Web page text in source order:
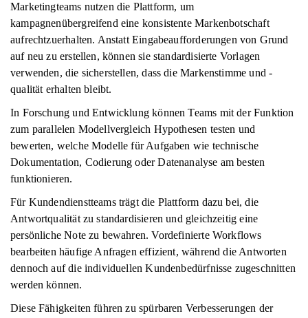
Marketingteams nutzen die Plattform, um
kampagnenübergreifend eine konsistente Markenbotschaft
aufrechtzuerhalten. Anstatt Eingabeaufforderungen von Grund
auf neu zu erstellen, können sie standardisierte Vorlagen
verwenden, die sicherstellen, dass die Markenstimme und -
qualität erhalten bleibt.
In Forschung und Entwicklung können Teams mit der Funktion
zum parallelen Modellvergleich Hypothesen testen und
bewerten, welche Modelle für Aufgaben wie technische
Dokumentation, Codierung oder Datenanalyse am besten
funktionieren.
Für Kundendienstteams trägt die Plattform dazu bei, die
Antwortqualität zu standardisieren und gleichzeitig eine
persönliche Note zu bewahren. Vordefinierte Workflows
bearbeiten häufige Anfragen effizient, während die Antworten
dennoch auf die individuellen Kundenbedürfnisse zugeschnitten
werden können.
Diese Fähigkeiten führen zu spürbaren Verbesserungen der